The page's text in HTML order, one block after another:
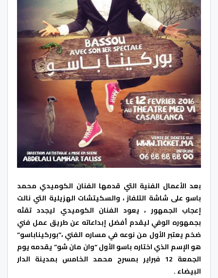
بعد الأعمال الفنية التي قدمها الفنان الكوميدي محمد
باسو على شاشة التلفاز ، والسكيتشات الهزيلية التي نالت
إعجاب الجمهور ، يعود الفنان الكوميدي ليجدد تقثه
بجمهوره الوفي ليقدم أفضل إبداعاته عن طريق عمل فني
ضخم يعتبر الأول من نوعه في مساره الفني ،”بوركيناباسو”
هو الإسم الذي اختاره باسو الأول “وان مان شو” يقدمه يوم
الجمعة 12 فبراير بمسرح محمد الخامس بمدينة الدار
البيضاء .